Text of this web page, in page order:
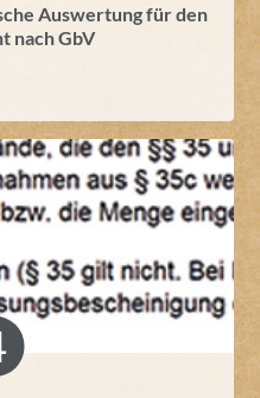
Auswertung für den
nach GbV